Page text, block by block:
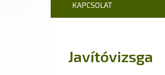
KAPCSOLAT
Javítóvizsga